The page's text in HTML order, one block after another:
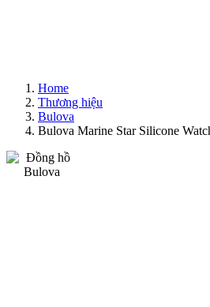
Home
Thương hiệu
Bulova
Bulova Marine Star Silicone